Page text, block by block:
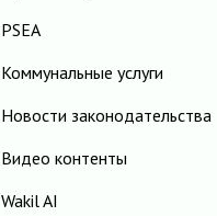
PSEA
Коммунальные услуги
Новости законодательства
Видео контенты
Wakil AI